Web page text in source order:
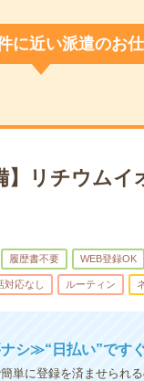
に近い派遣のお
】リチウム
履歴書不要 WEB登録OK
対応なし ルーティン
シ≫“日払い”です
単に登録を済ませられ